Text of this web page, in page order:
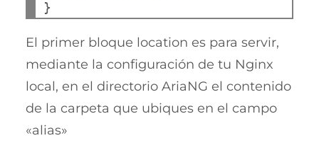
El primer bloque location es para servir,
mediante la configuración de tu Nginx
local, en el directorio AriaNG el contenido
de la carpeta que ubiques en el campo
«alias»